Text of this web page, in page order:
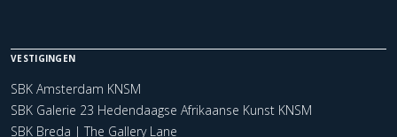
VESTIGINGEN
SBK Amsterdam KNSM
SBK Galerie 23 Hedendaagse Afrikaanse Kunst KNSM
SBK Breda | The Gallery Lane